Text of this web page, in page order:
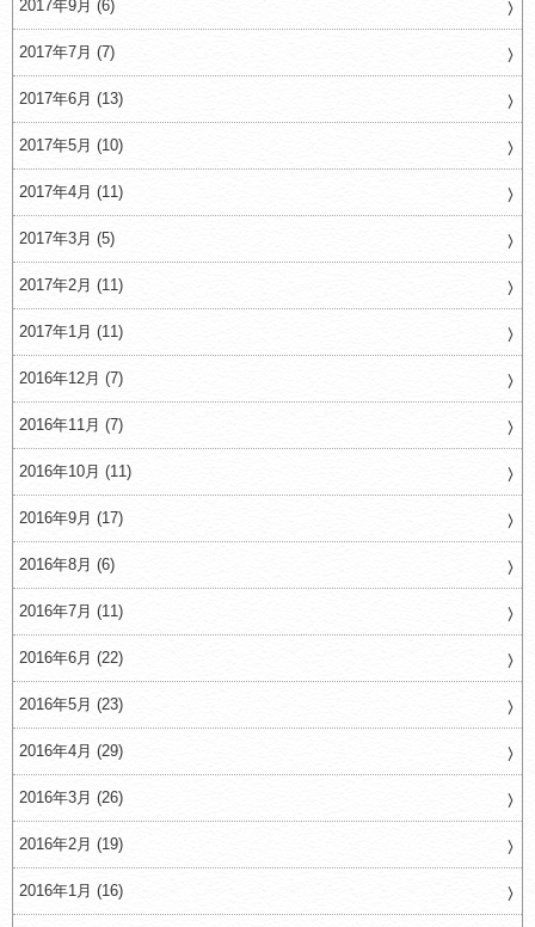
2017年9月 (6)
2017年7月 (7)
2017年6月 (13)
2017年5月 (10)
2017年4月 (11)
2017年3月 (5)
2017年2月 (11)
2017年1月 (11)
2016年12月 (7)
2016年11月 (7)
2016年10月 (11)
2016年9月 (17)
2016年8月 (6)
2016年7月 (11)
2016年6月 (22)
2016年5月 (23)
2016年4月 (29)
2016年3月 (26)
2016年2月 (19)
2016年1月 (16)